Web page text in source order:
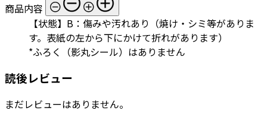
商品内容
【状態】B：傷みや汚れあり（焼け・シミ等がありま
す。表紙の左から下にかけて折れがあります）
*ふろく（影丸シール）はありません
読後レビュー
まだレビューはありません。